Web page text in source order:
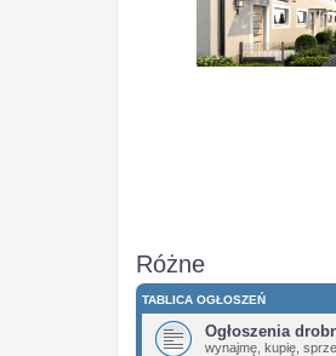
Różne
TABLICA OGŁOSZEŃ
Ogłoszenia
wynajmę, kupię,